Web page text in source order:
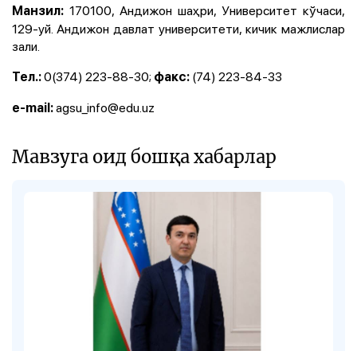
Манзил: 170100, Андижон шаҳри, Университет кўчаси,
129-уй. Андижон давлат университети, кичик мажлислар
зали.
Тел.:0(374) 223-88-30; факс: (74) 223-84-33
e-mail:agsu_info@edu.uz
Мавзуга оид бошқа хабарлар